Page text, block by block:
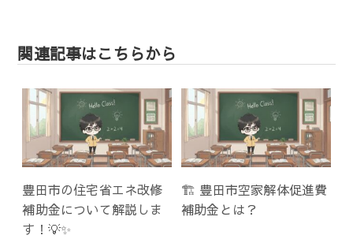
ー
シ
ョ
ン
関連記事はこちらから
豊田市の住宅省エネ改修
補助金について解説しま
す！💡✨
🏗️ 豊田市空家解体促進費
補助金とは？